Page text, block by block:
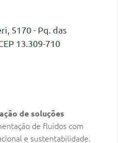
5170 - Pq. das
13.309-710
de soluções
de fluidos com
e sustentabilidade.